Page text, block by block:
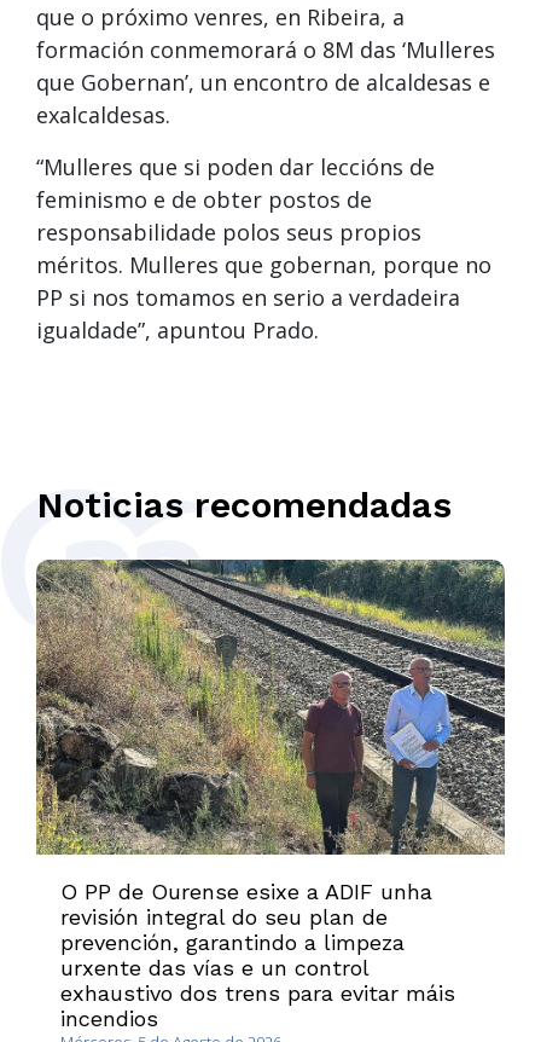
que o próximo venres, en Ribeira, a
formación conmemorará o 8M das ‘Mulleres
que Gobernan’, un encontro de alcaldesas e
exalcaldesas.
“Mulleres que si poden dar leccións de
feminismo e de obter postos de
responsabilidade polos seus propios
méritos. Mulleres que gobernan, porque no
PP si nos tomamos en serio a verdadeira
igualdade”, apuntou Prado.
Noticias recomendadas
O PP de Ourense esixe a ADIF unha
revisión integral do seu plan de
prevención, garantindo a limpeza
urxente das vías e un control
exhaustivo dos trens para evitar máis
incendios